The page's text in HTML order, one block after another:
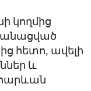
կողմից
հետո, ավելի
և